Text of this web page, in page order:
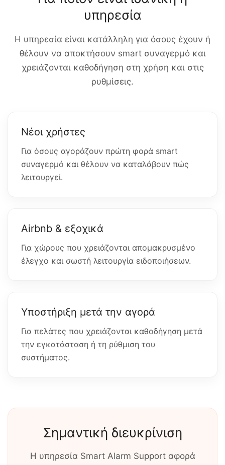
υπηρεσία
Η υπηρεσία είναι κατάλληλη για όσους έχουν ή
θέλουν να αποκτήσουν smart συναγερμό και
χρειάζονται καθοδήγηση στη χρήση και στις
ρυθμίσεις.
Νέοι χρήστες
Για όσους αγοράζουν πρώτη φορά smart
συναγερμό και θέλουν να καταλάβουν πώς
λειτουργεί.
Airbnb & εξοχικά
Για χώρους που χρειάζονται απομακρυσμένο
έλεγχο και σωστή λειτουργία ειδοποιήσεων.
Υποστήριξη μετά την αγορά
Για πελάτες που χρειάζονται καθοδήγηση μετά
την εγκατάσταση ή τη ρύθμιση του
συστήματος.
Σημαντική διευκρίνιση
Η υπηρεσία Smart Alarm Support αφορά